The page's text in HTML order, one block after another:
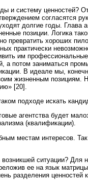
и систему ценностей?
согласятся
долгие годы. Глава
позиции. Логика
превратить хороших
практически
им
потом заниматься
В идеале мы,
жизненным позициям.
[20].
подходе искать
агентства будет
(квалификации).
местам интересов.
ситуации? Для
ее на язык
разделения ценностей